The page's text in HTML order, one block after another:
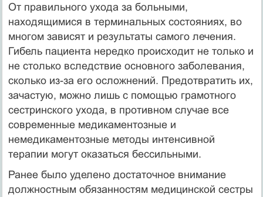
От правильного ухода за больными,
находящимися в терминальных состояниях, во
многом зависят и результаты самого лечения.
Гибель пациента нередко происходит не только и
не столько вследствие основного заболевания,
сколько из-за его осложнений. Предотвратить их,
зачастую, можно лишь с помощью грамотного
сестринского ухода, в противном случае все
современные медикаментозные и
немедикаментозные методы интенсивной
терапии могут оказаться бессильными.
Ранее было уделено достаточное внимание
должностным обязанностям медицинской сестры